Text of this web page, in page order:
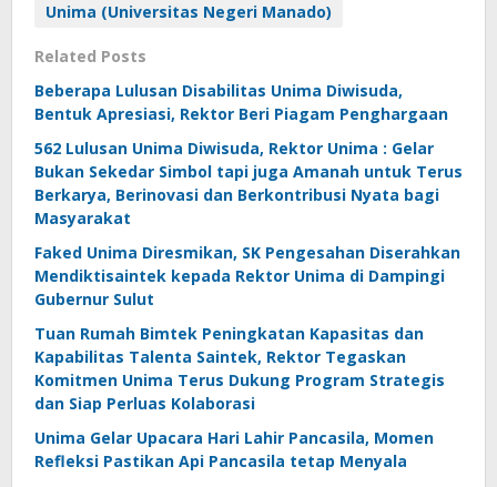
Unima (Universitas Negeri Manado)
Related Posts
Beberapa Lulusan Disabilitas Unima Diwisuda,
Bentuk Apresiasi, Rektor Beri Piagam Penghargaan
562 Lulusan Unima Diwisuda, Rektor Unima : Gelar
Bukan Sekedar Simbol tapi juga Amanah untuk Terus
Berkarya, Berinovasi dan Berkontribusi Nyata bagi
Masyarakat
Faked Unima Diresmikan, SK Pengesahan Diserahkan
Mendiktisaintek kepada Rektor Unima di Dampingi
Gubernur Sulut
Tuan Rumah Bimtek Peningkatan Kapasitas dan
Kapabilitas Talenta Saintek, Rektor Tegaskan
Komitmen Unima Terus Dukung Program Strategis
dan Siap Perluas Kolaborasi
Unima Gelar Upacara Hari Lahir Pancasila, Momen
Refleksi Pastikan Api Pancasila tetap Menyala